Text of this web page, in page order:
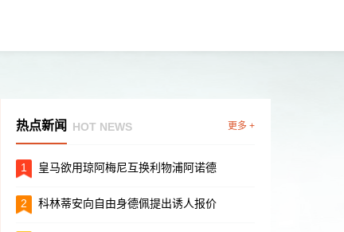
热点新闻 HOT NEWS 更多 +
1 皇马欲用琼阿梅尼互换利物浦阿诺德
2 科林蒂安向自由身德佩提出诱人报价